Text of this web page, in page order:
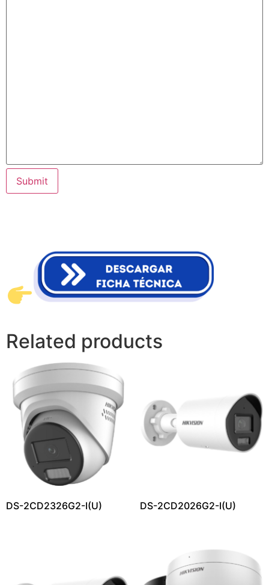
Submit
Related products
DS-2CD2326G2-I(U) DS-2CD2026G2-I(U)